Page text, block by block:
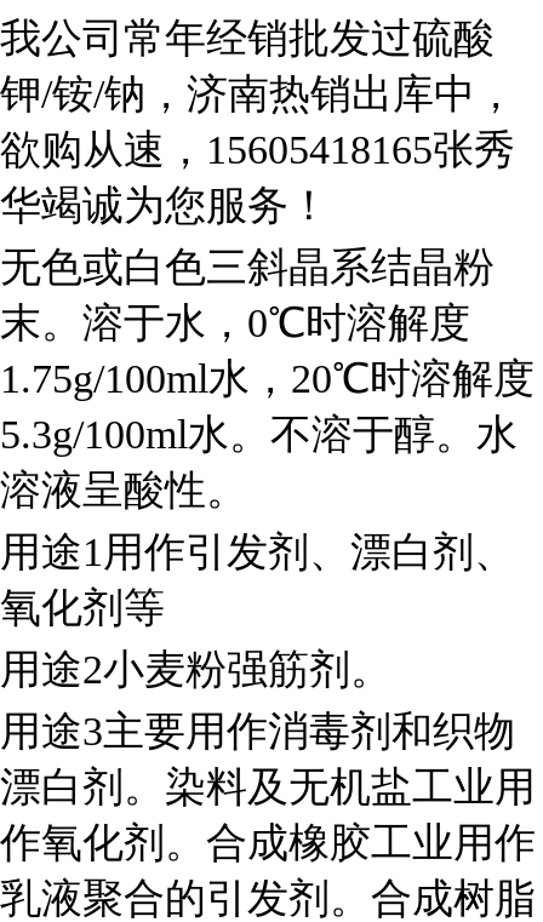
我公司常年经销批发过硫酸
钾/铵/钠，济南热销出库中，
欲购从速，15605418165张秀
华竭诚为您服务！
无色或白色三斜晶系结晶粉
末。溶于水，0℃时溶解度
1.75g/100ml水，20℃时溶解度
5.3g/100ml水。不溶于醇。水
溶液呈酸性。
用途1用作引发剂、漂白剂、
氧化剂等
用途2小麦粉强筋剂。
用途3主要用作消毒剂和织物
漂白剂。染料及无机盐工业用
作氧化剂。合成橡胶工业用作
乳液聚合的引发剂。合成树脂